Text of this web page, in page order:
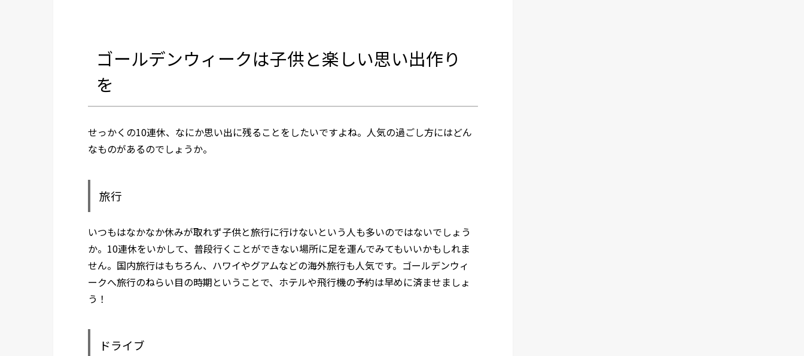
ゴールデンウィークは子供と楽しい思い出作り
を
せっかくの10連休、なにか思い出に残ることをしたいですよね。人気の過ごし方にはどん
なものがあるのでしょうか。
旅行
いつもはなかなか休みが取れず子供と旅行に行けないという人も多いのではないでしょう
か。10連休をいかして、普段行くことができない場所に足を運んでみてもいいかもしれま
せん。国内旅行はもちろん、ハワイやグアムなどの海外旅行も人気です。ゴールデンウィ
ークへ旅行のねらい目の時期ということで、ホテルや飛行機の予約は早めに済ませましょ
う！
ドライブ